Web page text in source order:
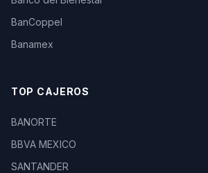
BanCoppel
Banamex
TOP CAJEROS
BANORTE
BBVA MEXICO
SANTANDER